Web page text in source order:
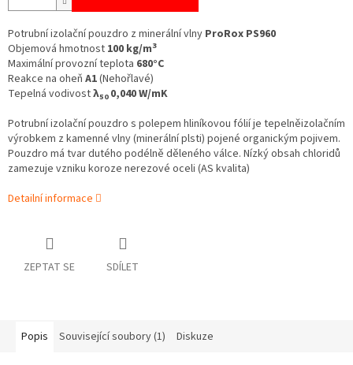
Potrubní izolační pouzdro z minerální vlny ProRox PS960
Objemová hmotnost 100 kg/m3
Maximální provozní teplota 680°C
Reakce na oheň A1(Nehořlavé)
Tepelná vodivostλ50 0,040 W/mK
Potrubní izolační pouzdro s polepem hliníkovou fólií je tepelněizolačním
výrobkem z kamenné vlny (minerální plsti) pojené organickým pojivem.
Pouzdro má tvar dutého podélně děleného válce. Nízký obsah chloridů
zamezuje vzniku koroze nerezové oceli (AS kvalita)
Detailní informace
ZEPTAT SE SDÍLET
Popis Související soubory (1) Diskuze